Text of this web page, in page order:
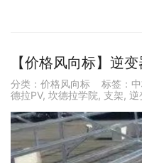
【价格风向标】逆
分类： 价格风向标 标签：
德拉PV, 坎德拉学院, 支架, 逆